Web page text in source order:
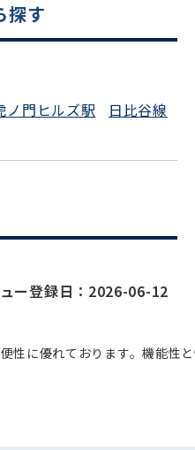
探す
ノ門ヒルズ駅
日比谷線
ー登録日：2026-06-12
性に優れております。機能性